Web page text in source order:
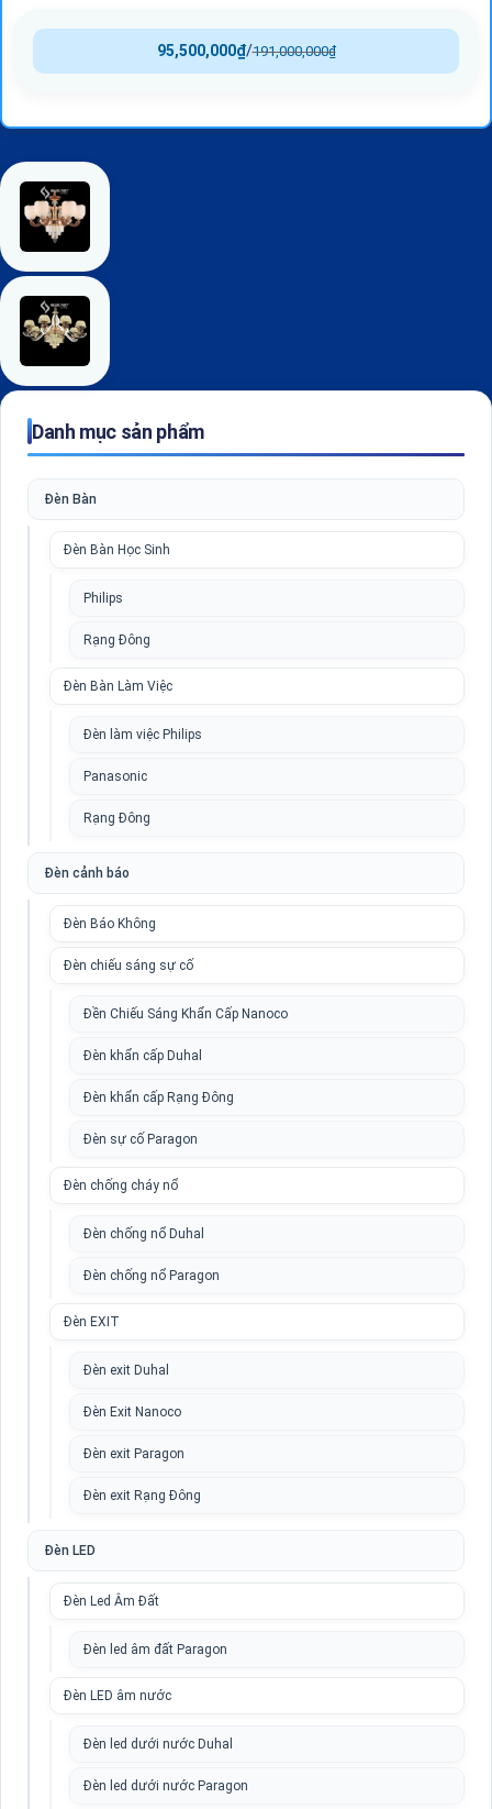
191,000,000₫
/
95,500,000₫
Danh mục sản phẩm
Đèn Bàn
Đèn Bàn Học Sinh
Philips
Rạng Đông
Đèn Bàn Làm Việc
Đèn làm việc Philips
Panasonic
Rạng Đông
Đèn cảnh báo
Đèn Báo Không
Đèn chiếu sáng sự cố
Đền Chiếu Sáng Khẩn Cấp Nanoco
Đèn khẩn cấp Duhal
Đèn khẩn cấp Rạng Đông
Đèn sự cố Paragon
Đèn chống cháy nổ
Đèn chống nổ Duhal
Đèn chống nổ Paragon
Đèn EXIT
Đèn exit Duhal
Đèn Exit Nanoco
Đèn exit Paragon
Đèn exit Rạng Đông
Đèn LED
Đèn Led Âm Đất
Đèn led âm đất Paragon
Đèn LED âm nước
Đèn led dưới nước Duhal
Đèn led dưới nước Paragon